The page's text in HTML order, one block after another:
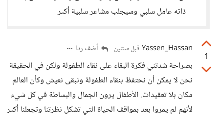
ذاته عامل سلبي وسيجلب مشاعر سلبية أكثر
1
Yassen_Hassan قبل سنتين أضف ردا
بصراحة شدتني فكرة البقاء على نقاء الطفولة ولكن في الحقيقة
نحن لا يمكن أن نحتفظ بنقاء الطفولة ونبقى نعيش وكأن العالم
مكان بلا تعقيدات. الأطفال يرون الجمال والبساطة في كل شيء
لأنهم لم يمروا بعد بمواقف الحياة التي تشكل نظرتنا وتجعلنا أكثر